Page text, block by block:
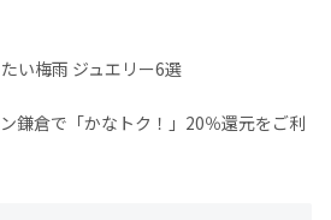
い梅雨 ジュエリー6選
鎌倉で「かなトク！」20％還元をご利